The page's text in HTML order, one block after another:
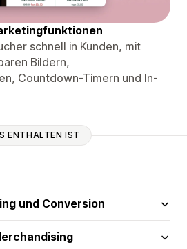
schnell in Kunden, mit
Bildern,
Countdown-Timern und In-
ENTHALTEN IST
und Conversion